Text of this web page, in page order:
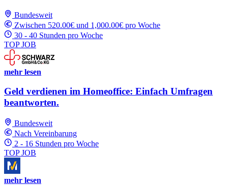
Bundesweit
Zwischen 520.00€ und 1,000.00€ pro Woche
30 - 40 Stunden pro Woche
TOP JOB
mehr lesen
Geld verdienen im Homeoffice: Einfach Umfragen
beantworten.
Bundesweit
Nach Vereinbarung
2 - 16 Stunden pro Woche
TOP JOB
mehr lesen